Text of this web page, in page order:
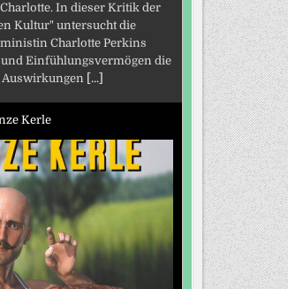
In dieser Kritik der
Kultur" untersucht die
Charlotte Perkins
Einfühlungsvermögen die
[...]
Kerle